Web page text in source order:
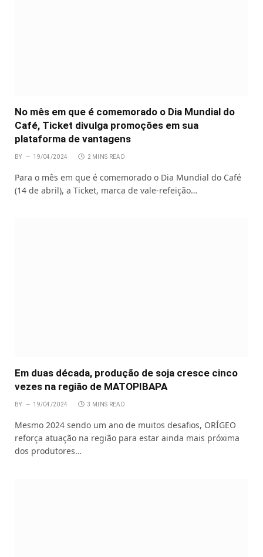
No mês em que é comemorado o Dia Mundial do
Café, Ticket divulga promoções em sua
plataforma de vantagens
BY 19/04/2024 2 MINS READ
Para o mês em que é comemorado o Dia Mundial do Café
(14 de abril), a Ticket, marca de vale-refeição…
Em duas década, produção de soja cresce cinco
vezes na região de MATOPIBAPA
BY 19/04/2024 3 MINS READ
Mesmo 2024 sendo um ano de muitos desafios, ORÍGEO
reforça atuação na região para estar ainda mais próxima
dos produtores…